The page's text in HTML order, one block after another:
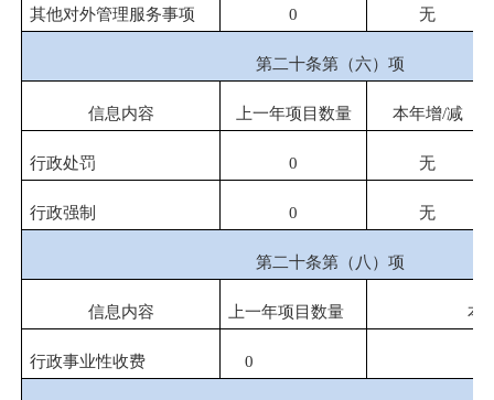
其他对外管理服务事项 0 无
第二十条第（六）项
信息内容 上一年项目数量 本年增/减
行政处罚 0 无
行政强制 0 无
第二十条第（八）项
信息内容 上一年项目数量 本
行政事业性收费 0